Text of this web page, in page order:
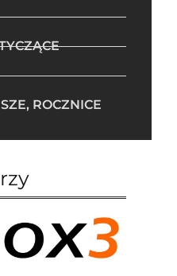
ROCZNICE